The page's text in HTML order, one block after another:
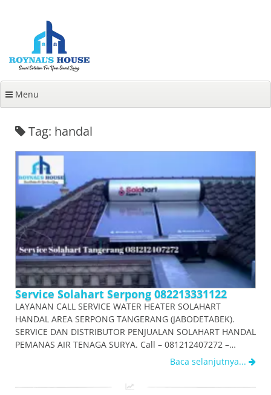
Menu
Tag: handal
Service Solahart Serpong 082213331122
LAYANAN CALL SERVICE WATER HEATER SOLAHART
HANDAL AREA SERPONG TANGERANG (JABODETABEK).
SERVICE DAN DISTRIBUTOR PENJUALAN SOLAHART HANDAL
PEMANAS AIR TENAGA SURYA. Call – 081212407272 –…
Baca selanjutnya...